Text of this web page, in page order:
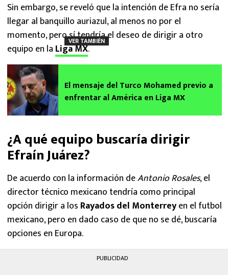
Sin embargo, se reveló que la intención de Efra no sería
llegar al banquillo auriazul, al menos no por el
momento, pero sí tendría el deseo de dirigir a otro
equipo en la Liga MX.
VER TAMBIÉN
El mensaje del Turco Mohamed previo a
enfrentar al América en Liga MX
¿A qué equipo buscaría dirigir
Efraín Juárez?
De acuerdo con la información deAntonio Rosales, el
director técnico mexicano tendría como principal
opción dirigir a los Rayados del Monterreyen el futbol
mexicano, pero en dado caso de que no se dé, buscaría
opciones en Europa.
PUBLICIDAD